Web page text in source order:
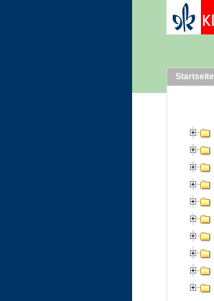
Startseite